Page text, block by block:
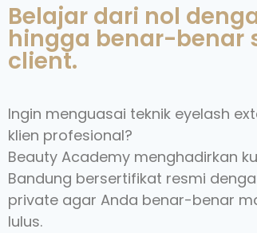
Belajar dari nol
hingga benar-benar
client.
Ingin menguasai teknik eyelash
klien profesional?
Beauty Academy menghadirkan
Bandung bersertifikat resmi
private agar Anda benar-benar
lulus.